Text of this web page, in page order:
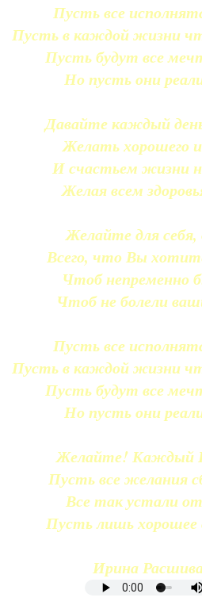
Пусть все
Пусть в каждой жизни
Пусть будут все
Но пусть они
Давайте каждый
Желать хорошего
И счастьем жизни
Желая всем
Желайте для себя,
Всего, что Вы
Чтоб непременно
Чтоб не болели
Пусть все
Пусть в каждой жизни
Пусть будут все
Но пусть они
Желайте! Каждый
Пусть все желания
Все так устали от
Пусть лишь хорошее
Ирина